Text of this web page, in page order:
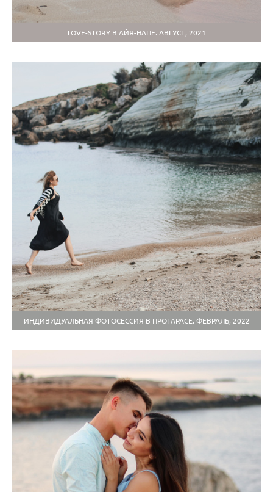
LOVE-STORY В АЙЯ-НАПЕ. АВГУСТ, 2021
ИНДИВИДУАЛЬНАЯ ФОТОСЕССИЯ В ПРОТАРАСЕ. ФЕВРАЛЬ, 2022